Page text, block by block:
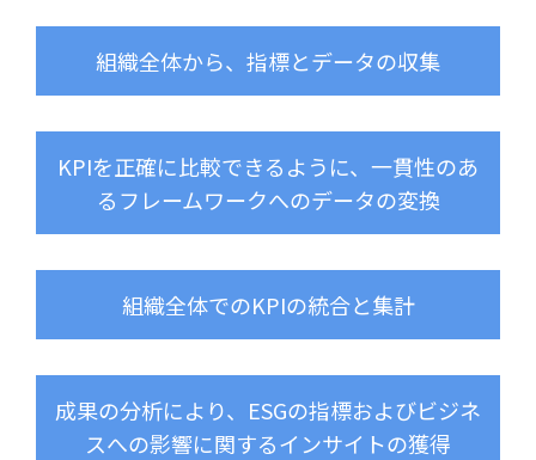
組織全体から、指標とデータの収集
KPIを正確に比較できるように、一貫性のあ
るフレームワークへのデータの変換
組織全体でのKPIの統合と集計
成果の分析により、ESGの指標およびビジネ
スへの影響に関するインサイトの獲得